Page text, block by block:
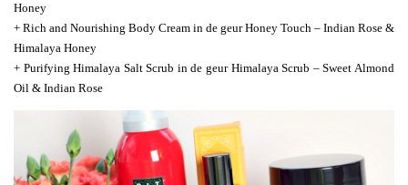
Honey
+ Rich and Nourishing Body Cream in de geur Honey Touch – Indian Rose &
Himalaya Honey
+ Purifying Himalaya Salt Scrub in de geur Himalaya Scrub – Sweet Almond
Oil & Indian Rose